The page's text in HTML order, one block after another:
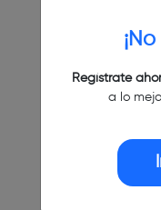
Regístrate
a lo